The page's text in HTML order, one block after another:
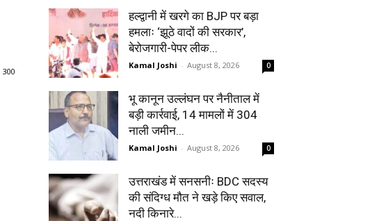
300
हल्द्वानी में खरगे का BJP पर बड़ा
हमलाः ‘झूठे वादों की सरकार’,
बेरोजगारी-पेपर लीक...
Kamal Joshi - August 8, 2026 0
भू कानून उल्लंघन पर नैनीताल में
बड़ी कार्रवाई, 14 मामलों में 304
नाली जमीन...
Kamal Joshi - August 8, 2026 0
उत्तराखंड में सनसनीः BDC सदस्य
की संदिग्ध मौत ने खड़े किए सवाल,
नदी किनारे...